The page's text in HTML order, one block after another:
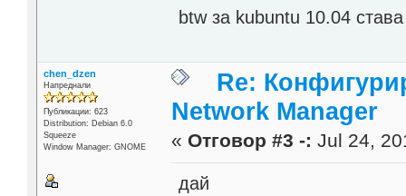
btw за kubuntu 10.04
chen_dzen
Напреднали
Публикации: 623
Distribution: Debian 6.0
Squeeze
Window Manager: GNOME
Re:
Network Manager
« Отговор #3 -: Jul 24,
дай